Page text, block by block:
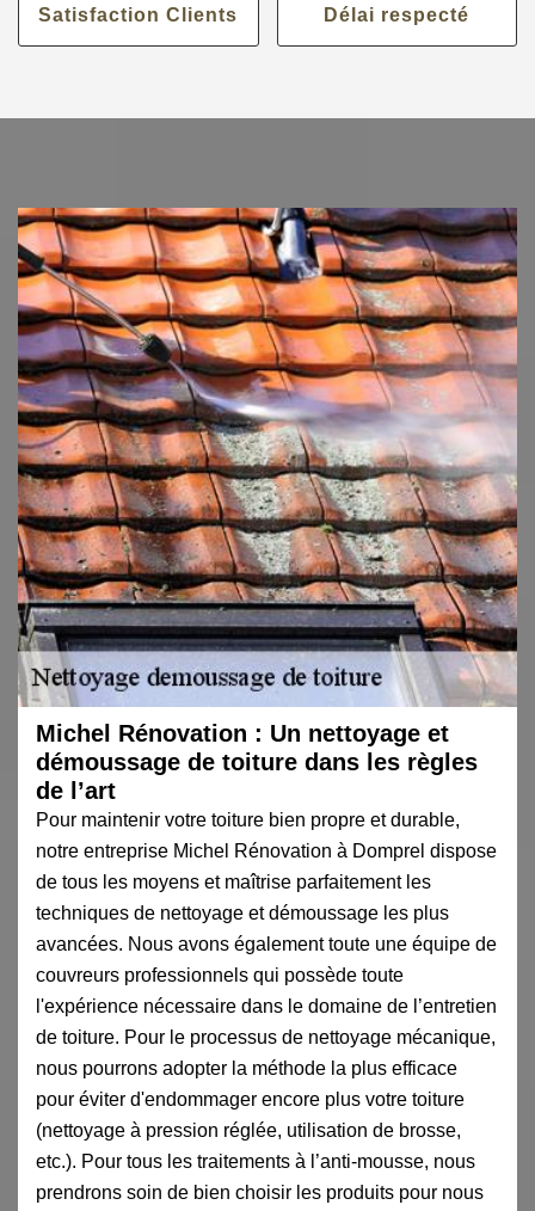
Satisfaction Clients Délai respecté
Michel Rénovation : Un nettoyage et
démoussage de toiture dans les règles
de l’art
Pour maintenir votre toiture bien propre et durable,
notre entreprise Michel Rénovation à Domprel dispose
de tous les moyens et maîtrise parfaitement les
techniques de nettoyage et démoussage les plus
avancées. Nous avons également toute une équipe de
couvreurs professionnels qui possède toute
l'expérience nécessaire dans le domaine de l’entretien
de toiture. Pour le processus de nettoyage mécanique,
nous pourrons adopter la méthode la plus efficace
pour éviter d'endommager encore plus votre toiture
(nettoyage à pression réglée, utilisation de brosse,
etc.). Pour tous les traitements à l’anti-mousse, nous
prendrons soin de bien choisir les produits pour nous